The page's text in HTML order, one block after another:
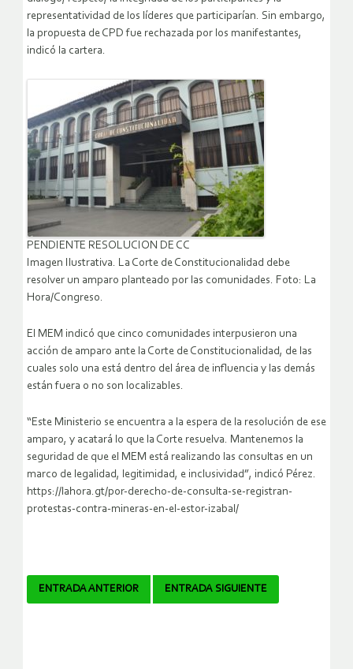
representatividad de los líderes que participarían. Sin embargo,
la propuesta de CPD fue rechazada por los manifestantes,
indicó la cartera.
PENDIENTE RESOLUCION DE CC
Imagen Ilustrativa. La Corte de Constitucionalidad debe
resolver un amparo planteado por las comunidades. Foto: La
Hora/Congreso.
El MEM indicó que cinco comunidades interpusieron una
acción de amparo ante la Corte de Constitucionalidad, de las
cuales solo una está dentro del área de influencia y las demás
están fuera o no son localizables.
“Este Ministerio se encuentra a la espera de la resolución de ese
amparo, y acatará lo que la Corte resuelva. Mantenemos la
seguridad de que el MEM está realizando las consultas en un
marco de legalidad, legitimidad, e inclusividad”, indicó Pérez.
https://lahora.gt/por-derecho-de-consulta-se-registran-
protestas-contra-mineras-en-el-estor-izabal/
Navegador
ENTRADA ANTERIOR ENTRADA SIGUIENTE